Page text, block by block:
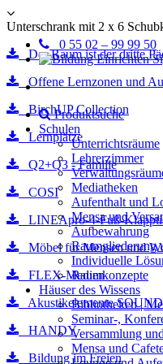
Unterschrank mit 2 x 6
Der Raum ist der dritte
Offene Lernzonen und
BirchUP Collection
Lernplätze
Q2+Q3 - Familie
COSI
LINEApro-4-Fuß-
Möbel für Mensen und
FLEX-Medien
Akustikelemente
HANDY
Bildung im Freien
0 55 02 – 99 99 50
Produktsuche
Schulen
Unterrichtsräume
Lehrerzimmer
Mediatheken
Aufenthalt und
Mensa und
Aufbewahrung
Raumgliederung
Individuelle
Raumkonzepte
Häuser des Wissens
Bibliotheken |
Seminar-,
Versammlung
Mensa und